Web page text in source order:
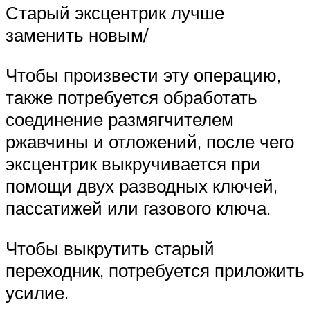
Старый эксцентрик лучше
заменить новым/
Чтобы произвести эту операцию,
также потребуется обработать
соединение размягчителем
ржавчины и отложений, после чего
эксцентрик выкручивается при
помощи двух разводных ключей,
пассатижей или газового ключа.
Чтобы выкрутить старый
переходник, потребуется приложить
усилие.